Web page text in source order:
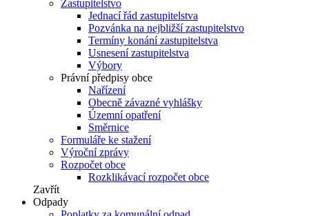
Zastupitelstvo
Jednací řád zastupitelstva
Pozvánka na nejbližší zastupitelstvo
Termíny konání zastupitelstva
Usnesení zastupitelstva
Výbory
Právní předpisy obce
Nařízení
Obecně závazné vyhlášky
Územní opatření
Směrnice
Formuláře ke stažení
Výroční zprávy
Rozpočet obce
Rozklikávací rozpočet obce
Zavřít
Odpady